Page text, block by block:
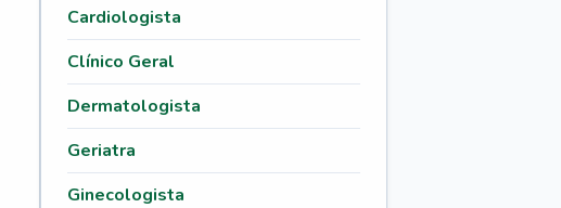
Cardiologista
Clínico Geral
Dermatologista
Geriatra
Ginecologista